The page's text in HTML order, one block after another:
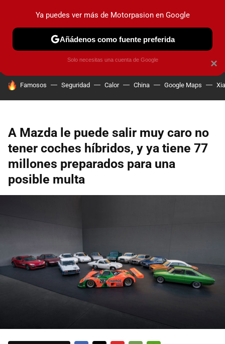
PRUEBAS COCHES ELÉCTRICOS OBSERVATORIO
HOY SE HABLA DE
Famosos Seguridad Calor China Google Maps
A Mazda le puede salir muy caro no
tener coches híbridos, y ya tiene 77
millones preparados para una
posible multa
×
Ya puedes ver más de Motorpasion en Google
Añádenos como fuente preferida
Solo necesitas una cuenta de Google